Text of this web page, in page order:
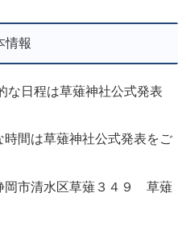
情報
な日程は草薙神社公式発表
時間は草薙神社公式発表をご
岡市清水区草薙３４９ 草薙